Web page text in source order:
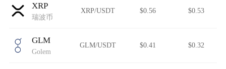
XRP
瑞波币
XRP/USDT $0.56 $0.53
GLM
Golem
GLM/USDT $0.41 $0.32